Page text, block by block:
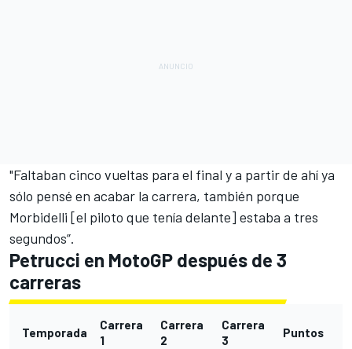
"Faltaban cinco vueltas para el final y a partir de ahíya
sólo pensé en acabar la carrera, también porque
Morbidelli [el piloto que tenía delante] estaba a tres
segundos”.
Petrucci en MotoGP después de 3
carreras
Temporada
Carrera
1
Carrera
2
Carrera
3
Puntos